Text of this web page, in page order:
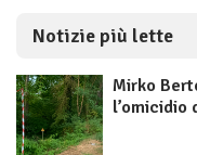
Notizie più lette
Mirko
l’omicidio